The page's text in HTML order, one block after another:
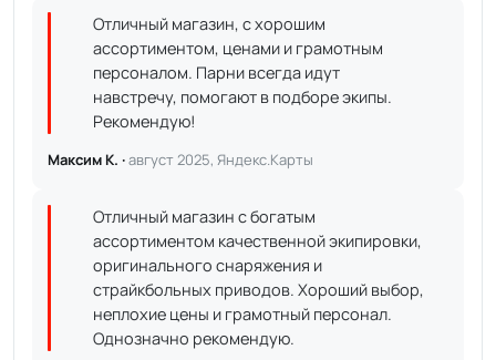
Отличный магазин, с хорошим
ассортиментом, ценами и грамотным
персоналом. Парни всегда идут
навстречу, помогают в подборе экипы.
Рекомендую!
Максим К. ·август 2025, Яндекс.Карты
Отличный магазин с богатым
ассортиментом качественной экипировки,
оригинального снаряжения и
страйкбольных приводов. Хороший выбор,
неплохие цены и грамотный персонал.
Однозначно рекомендую.